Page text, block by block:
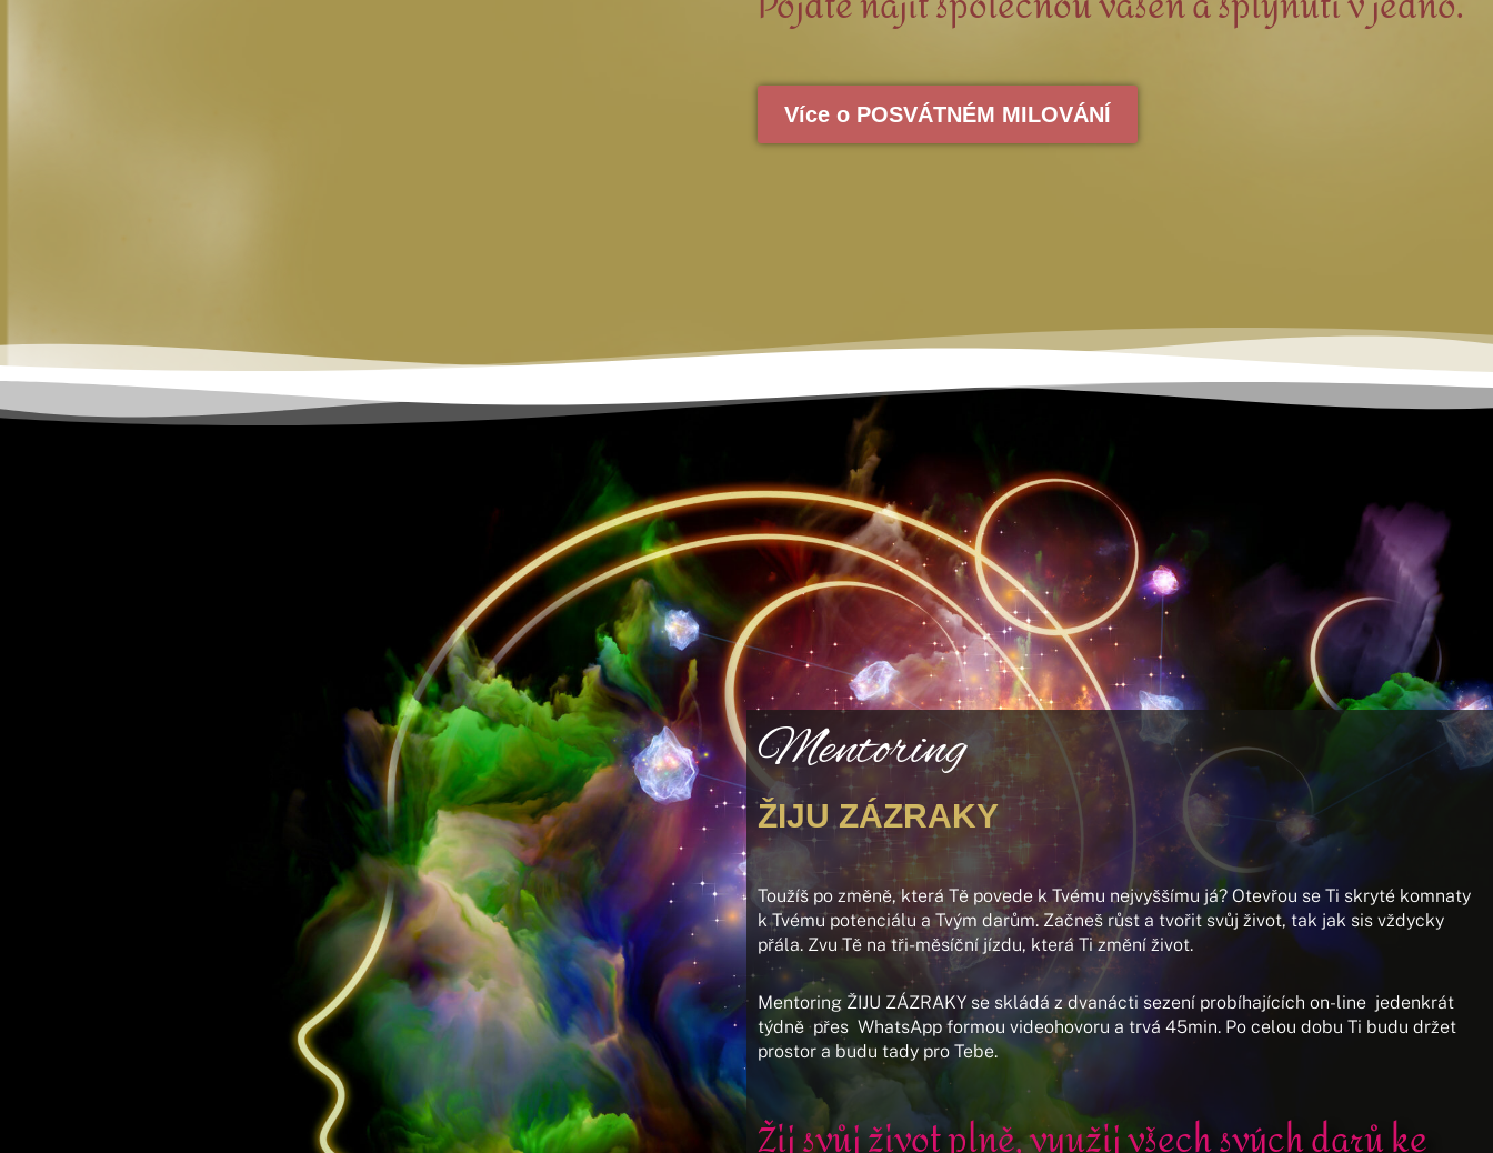
Více o POSVÁTNÉM MILOVÁNÍ
Mentoring
ŽIJU ZÁZRAKY
Toužíš po změně, která Tě povede k Tvému nejvyššímu já? Otevřou se Ti skryté komnaty
k Tvému potenciálu a Tvým darům. Začneš růst a tvořit svůj život, tak jak sis vždycky
přála. Zvu Tě na tři-měsíční jízdu, která Ti změní život.
Mentoring ŽIJU ZÁZRAKY se skládá z dvanácti sezení probíhajících on-line jedenkrát
týdně přes WhatsApp formou videohovoru a trvá 45min. Po celou dobu Ti budu držet
prostor a budu tady pro Tebe.